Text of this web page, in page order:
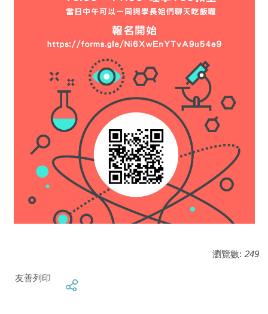
瀏覽數: 249
友善列印